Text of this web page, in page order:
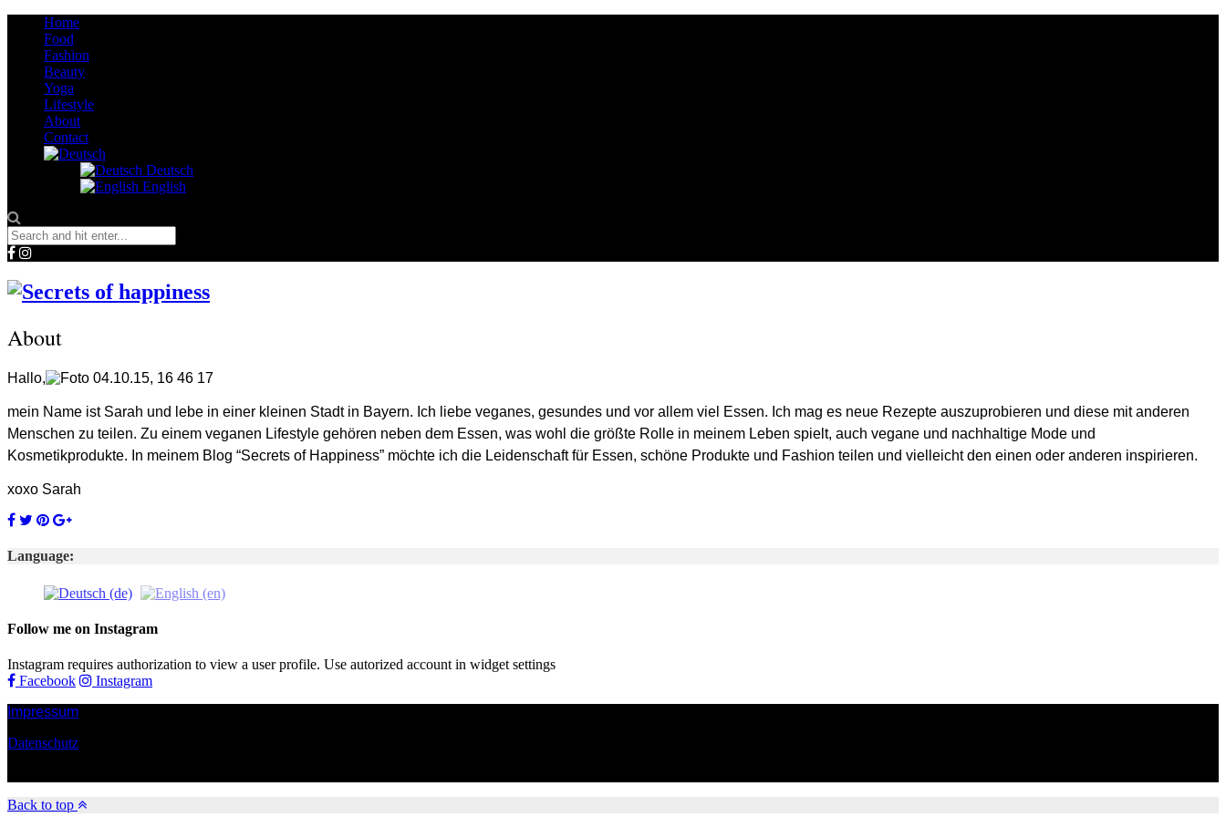
Home
Food
Fashion
Beauty
Yoga
Lifestyle
About
Contact
Deutsch
English
About
Hallo,
mein Name ist Sarah und lebe in einer kleinen Stadt in Bayern. Ich liebe veganes, gesundes und vor allem viel Essen. Ich mag es neue Rezepte auszuprobieren und diese mit anderen
Menschen zu teilen. Zu einem veganen Lifestyle gehören neben dem Essen, was wohl die größte Rolle in meinem Leben spielt, auch vegane und nachhaltige Mode und
Kosmetikprodukte. In meinem Blog “Secrets of Happiness” möchte ich die Leidenschaft für Essen, schöne Produkte und Fashion teilen und vielleicht den einen oder anderen inspirieren.
xoxo Sarah
Language:
Follow me on Instagram
Instagram requires authorization to view a user profile. Use autorized account in widget settings
Facebook
Instagram
Impressum
Datenschutz
Back to top